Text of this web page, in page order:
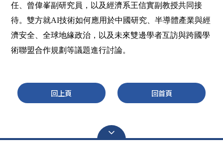
任、曾偉峯副研究員，以及經濟系王信實副教授共同接
待。雙方就AI技術如何應用於中國研究、半導體產業與經
濟安全、全球地緣政治，以及未來雙邊學者互訪與跨國學
術聯盟合作規劃等議題進行討論。
回上頁 回首頁